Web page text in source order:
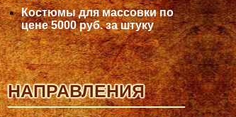
Костюмы для массовки по
цене 5000 руб. за штуку
НАПРАВЛЕНИЯ